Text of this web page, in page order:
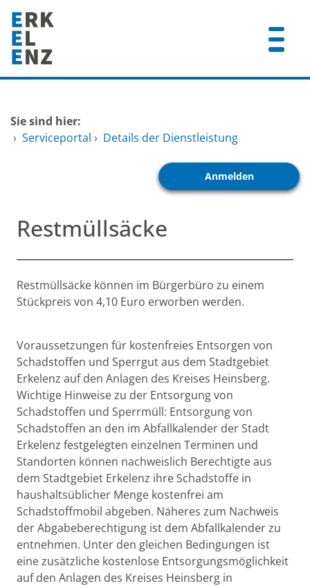
Zum Hauptinhalt springen
Dienstleistungen A-Z
Sie sind hier:
› Serviceportal › Details der Dienstleistung
Anmelden
Restmüllsäcke
Beschreibung
Restmüllsäcke können im Bürgerbüro zu einem
Stückpreis von 4,10 Euro erworben werden.
Voraussetzungen für kostenfreies Entsorgen von
Schadstoffen und Sperrgut aus dem Stadtgebiet
Erkelenz auf den Anlagen des Kreises Heinsberg.
Wichtige Hinweise zu der Entsorgung von
Schadstoffen und Sperrmüll: Entsorgung von
Schadstoffen an den im Abfallkalender der Stadt
Erkelenz festgelegten einzelnen Terminen und
Standorten können nachweislich Berechtigte aus
dem Stadtgebiet Erkelenz ihre Schadstoffe in
haushaltsüblicher Menge kostenfrei am
Schadstoffmobil abgeben. Näheres zum Nachweis
der Abgabeberechtigung ist dem Abfallkalender zu
entnehmen. Unter den gleichen Bedingungen ist
eine zusätzliche kostenlose Entsorgungsmöglichkeit
auf den Anlagen des Kreises Heinsberg in